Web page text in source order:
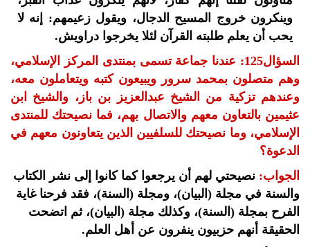
وينكرون خروج المسيح الدجال، ويقول زعيمهم: إنه لا
يحب أن يعلم طلبته القرآن لئلا يخرجوا دراويش.
السؤال125: عندنا جماعة تسمى بمنتدى المركز الإسلامي،
وهم متصلون بمحمد سرور ويبيعون كتبه ويتعاملون معه،
وعندهم تزكية من الشيخ عبدالعزيز بن باز، والشيخ ابن
عثيمين بالتعاون معهم والاتصال بهم، فما نصيحتك للمنتدى
الإسلامي، وما نصيحتك للسلفيين الذين يتعاونون معهم في
الدعوة؟
الجواب: نصيحتي لهم أن يرجعوا كما كانوا إلى نشر الكتاب
والسنة في مجلة (البيان)، ومجلة (السنة)، فقد فرحنا غاية
الفرح بمجلة (السنة)، وكذلك مجلة (البيان)، ثم اتضحت
الحقيقة أنهم حزبيون ينفرون عن أهل العلم.